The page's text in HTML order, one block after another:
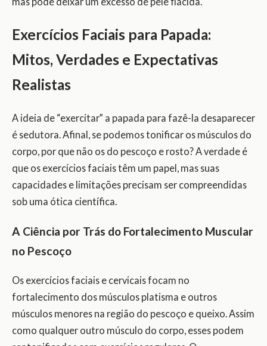
Exercícios Faciais para Papada:
Mitos, Verdades e Expectativas
Realistas
A ideia de “exercitar” a papada para fazê-la desaparecer
é sedutora. Afinal, se podemos tonificar os músculos do
corpo, por que não os do pescoço e rosto? A verdade é
que os exercícios faciais têm um papel, mas suas
capacidades e limitações precisam ser compreendidas
sob uma ótica científica.
A Ciência por Trás do Fortalecimento Muscular
no Pescoço
Os exercícios faciais e cervicais focam no
fortalecimento dos músculos platisma e outros
músculos menores na região do pescoço e queixo. Assim
como qualquer outro músculo do corpo, esses podem